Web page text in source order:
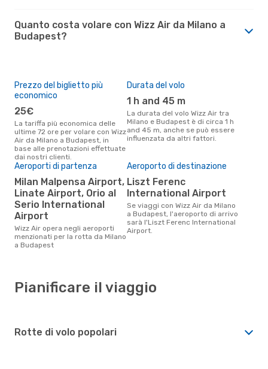
Quanto costa volare con Wizz Air da Milano a
Budapest?
Prezzo del biglietto più
economico
25€
La tariffa più economica delle
ultime 72 ore per volare con Wizz
Air da Milano a Budapest, in
base alle prenotazioni effettuate
dai nostri clienti.
Durata del volo
1 h and 45 m
La durata del volo Wizz Air tra
Milano e Budapest è di circa 1 h
and 45 m, anche se può essere
influenzata da altri fattori.
Aeroporti di partenza
Milan Malpensa Airport,
Linate Airport, Orio al
Serio International
Airport
Wizz Air opera negli aeroporti
menzionati per la rotta da Milano
a Budapest
Aeroporto di destinazione
Liszt Ferenc
International Airport
Se viaggi con Wizz Air da Milano
a Budapest, l'aeroporto di arrivo
sarà l'Liszt Ferenc International
Airport.
Pianificare il viaggio
Rotte di volo popolari